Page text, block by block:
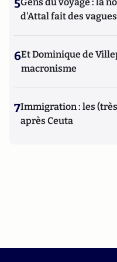
5
d'Attal fait des vagues
6Et Dominique de
macronisme
7Immigration : les
après Ceuta